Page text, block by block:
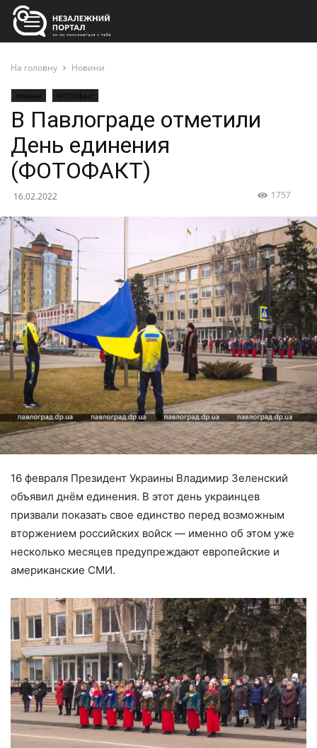
На головну Новини
Новини ФОТОфакт
В Павлограде отметили
День единения
(ФОТОФАКТ)
16.02.2022 1757
16 февраля Президент Украины Владимир Зеленский
объявил днём единения. В этот день украинцев
призвали показать свое единство перед возможным
вторжением российских войск — именно об этом уже
несколько месяцев предупреждают европейские и
американские СМИ.